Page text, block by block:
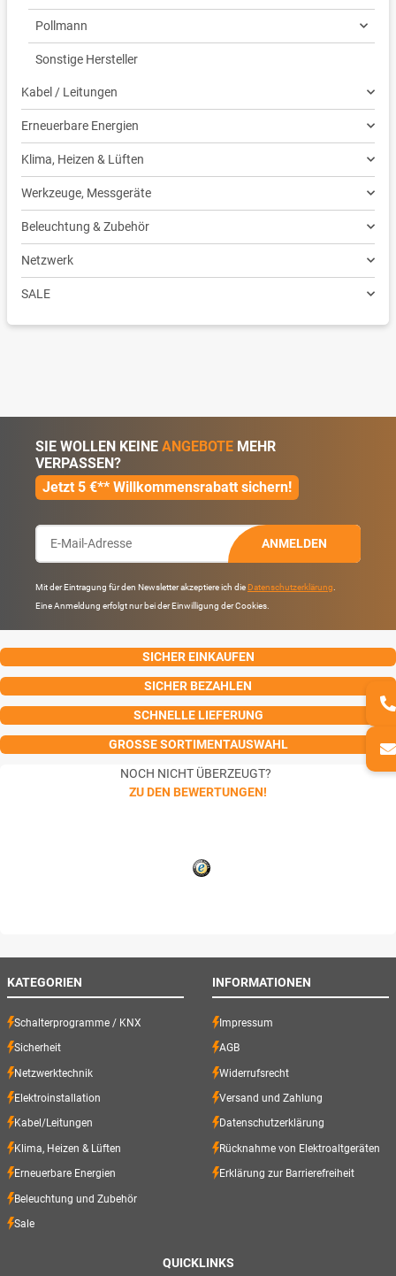
Pollmann
Sonstige Hersteller
Kabel / Leitungen
Erneuerbare Energien
Klima, Heizen & Lüften
Werkzeuge, Messgeräte
Beleuchtung & Zubehör
Netzwerk
SALE
SIE WOLLEN KEINE ANGEBOTE MEHR
VERPASSEN?
Jetzt 5 €** Willkommensrabatt sichern!
ANMELDEN
Mit der Eintragung für den Newsletter akzeptiere ich die Datenschutzerklärung
Eine Anmeldung erfolgt nur bei der Einwilligung der Cookies.
SICHER EINKAUFEN
SICHER BEZAHLEN
SCHNELLE LIEFERUNG
GROSSE SORTIMENTAUSWAHL
NOCH NICHT ÜBERZEUGT?
ZU DEN BEWERTUNGEN!
KATEGORIEN
Schalterprogramme / KNX
Sicherheit
Netzwerktechnik
Elektroinstallation
Kabel/Leitungen
Klima, Heizen & Lüften
Erneuerbare Energien
Beleuchtung und Zubehör
Sale
INFORMATIONEN
Impressum
AGB
Widerrufsrecht
Versand und Zahlung
Datenschutzerklärung
Rücknahme von Elektroaltgeräten
Erklärung zur Barrierefreiheit
QUICKLINKS